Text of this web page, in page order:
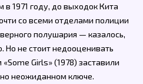
1971 году, до выходок Кита
со всеми отделами полиции
полушария — казалось,
Но не стоит недооценивать
Girls» (1978) заставили
неожиданном ключе.